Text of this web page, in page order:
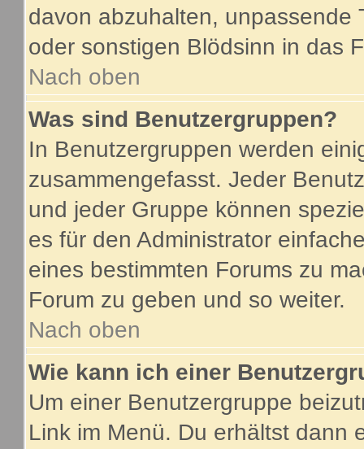
davon abzuhalten, unpassende
oder sonstigen Blödsinn in das
Nach oben
Was sind Benutzergruppen?
In Benutzergruppen werden
zusammengefasst. Jeder
und jeder Gruppe können
es für den Administrator
eines bestimmten Forums zu
Forum zu geben und so weiter.
Nach oben
Wie kann ich einer
Um einer Benutzergruppe
Link im Menü. Du erhältst dann